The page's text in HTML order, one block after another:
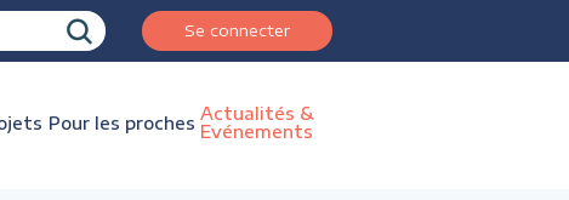
Se connecter
Pour les proches Actualités &
Evénements